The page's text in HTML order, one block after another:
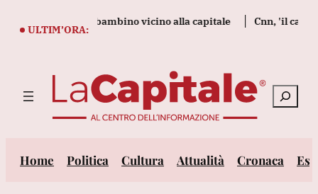
ULTIM’ORA:
tra cui un bambino vicino alla capitale Cnn, 'il capo
Cerca
Home Politica Cultura Attualità Cronaca